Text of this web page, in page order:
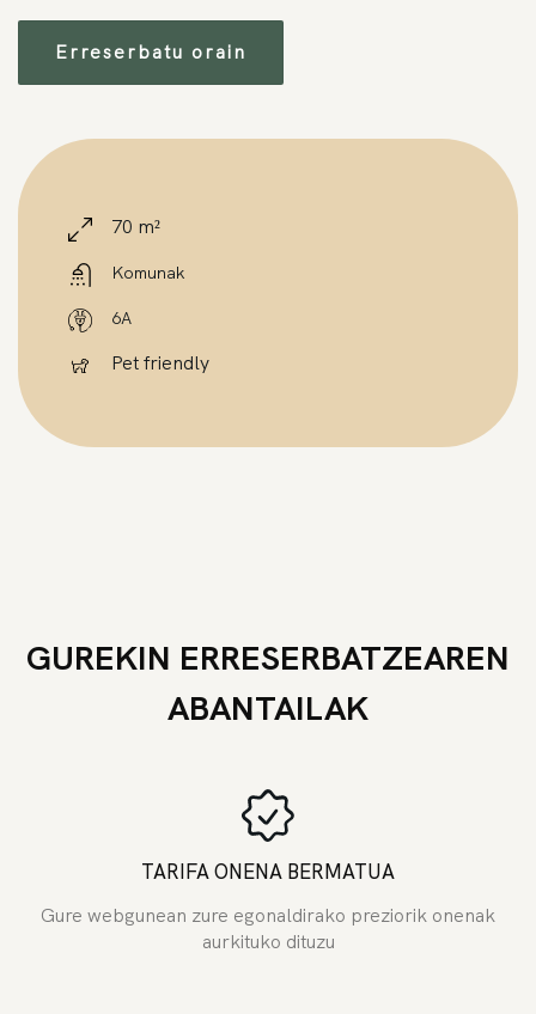
Erreserbatu orain
70 m²
Komunak
6A
Pet friendly
GUREKIN ERRESERBATZEAREN
ABANTAILAK
TARIFA ONENA BERMATUA
Gure webgunean zure egonaldirako preziorik onenak
aurkituko dituzu